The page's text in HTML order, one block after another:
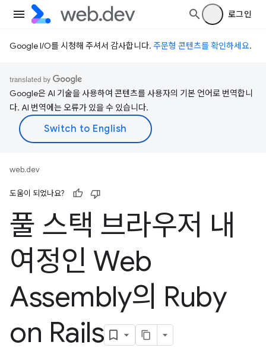
로그인
Google I/O를 시청해 주셔서 감사합니다. 주문형 콘텐츠를 확인하세요.
Google은 AI 기술을 사용하여 콘텐츠를 사용자의 기본 언어로 번역합니
다. AI 번역에는 오류가 있을 수 있습니다.
web.dev
도움이 되었나요?
풀 스택 브라우저 내
여정인 Web
Assembly의 Ruby
on Rails